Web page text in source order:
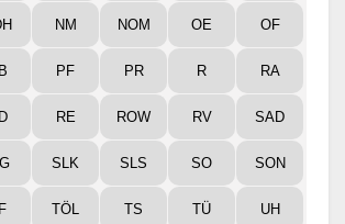
NM NOM OE OF
PF PR R RA
RE ROW RV SAD
SLK SLS SO SON
TÖL TS TÜ UH